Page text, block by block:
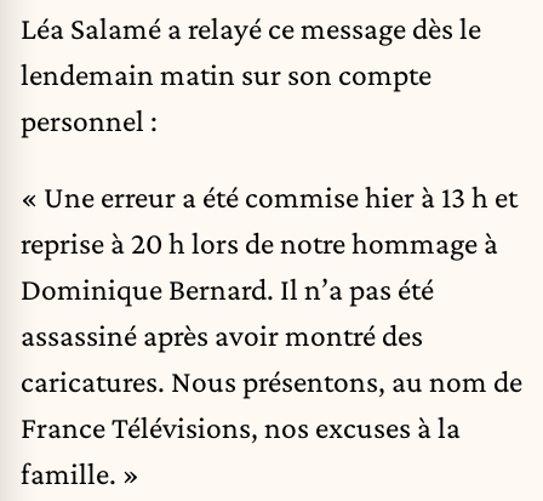
Léa Salamé a relayé ce message dès le
lendemain matin sur son compte
personnel :
« Une erreur a été commise hier à 13 h et
reprise à 20 h lors de notre hommage à
Dominique Bernard. Il n’a pas été
assassiné après avoir montré des
caricatures. Nous présentons, au nom de
France Télévisions, nos excuses à la
famille. »